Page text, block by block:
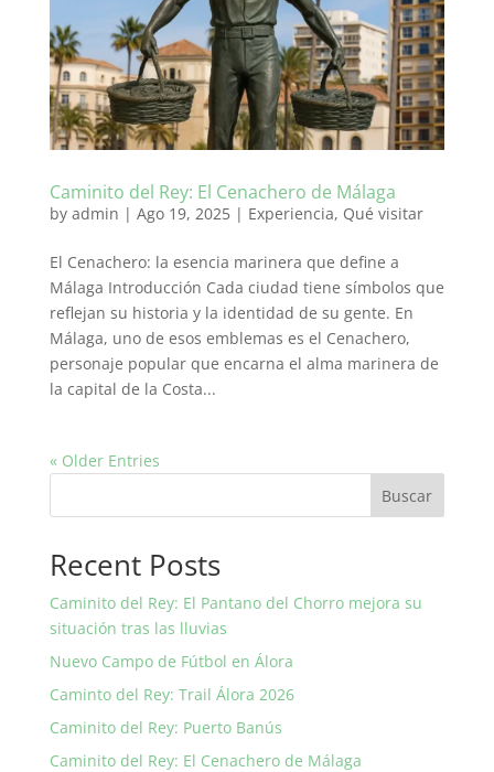
Caminito del Rey: El Cenachero de Málaga
by admin | Ago 19, 2025| Experiencia, Qué visitar
El Cenachero: la esencia marinera que define a
Málaga Introducción Cada ciudad tiene símbolos que
reflejan su historia y la identidad de su gente. En
Málaga, uno de esos emblemas es el Cenachero,
personaje popular que encarna el alma marinera de
la capital de la Costa...
« Older Entries
Buscar
Recent Posts
Caminito del Rey: El Pantano del Chorro mejora su
situación tras las lluvias
Nuevo Campo de Fútbol en Álora
Caminto del Rey: Trail Álora 2026
Caminito del Rey: Puerto Banús
Caminito del Rey: El Cenachero de Málaga